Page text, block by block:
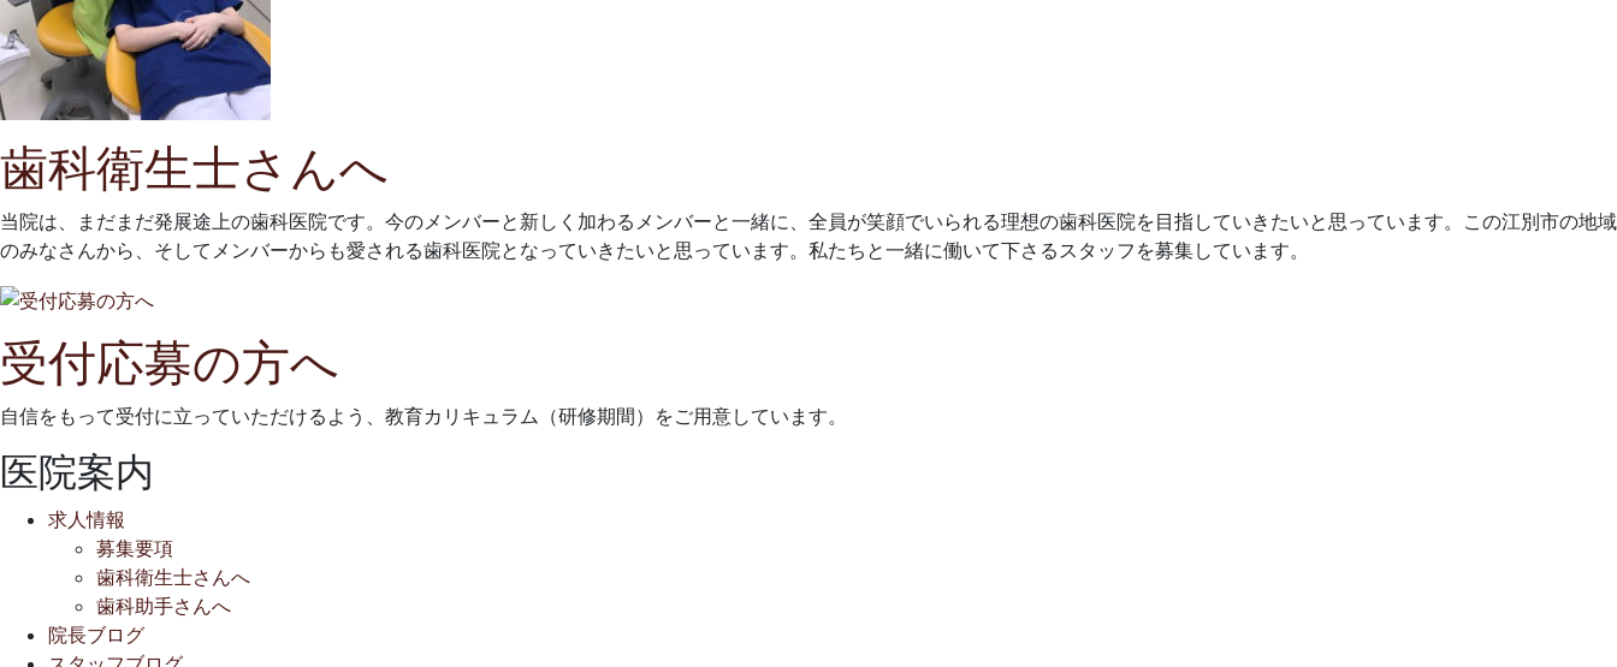
歯科衛生士さんへ
当院は、まだまだ発展途上の歯科医院です。今のメンバーと新しく加わるメンバーと一緒に、全員が笑顔でいられる理想の歯科医院を目指していきたいと思っています。この江別市の地域
のみなさんから、そしてメンバーからも愛される歯科医院となっていきたいと思っています。私たちと一緒に働いて下さるスタッフを募集しています。
受付応募の方へ
自信をもって受付に立っていただけるよう、教育カリキュラム（研修期間）をご用意しています。
医院案内
求人情報
募集要項
歯科衛生士さんへ
歯科助手さんへ
院長ブログ